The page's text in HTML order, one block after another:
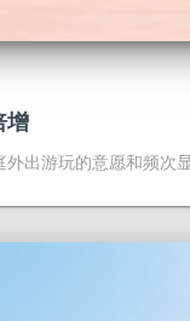
增
出游玩的意愿和频次